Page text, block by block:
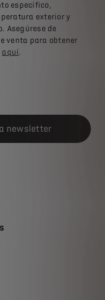
específico,
exterior y
Asegúrese de
venta para obtener
aquí.
newsletter